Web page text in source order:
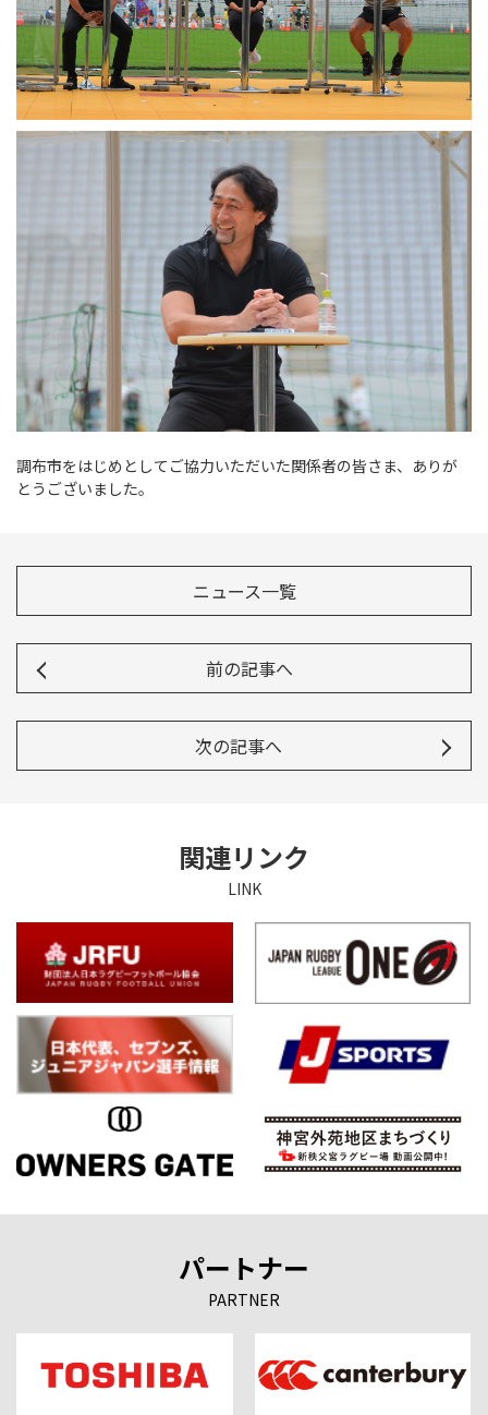
調布市をはじめとしてご協力いただいた関係者の皆さま、ありが
とうございました。
ニュース一覧
前の記事へ
次の記事へ
関連リンク
LINK
パートナー
PARTNER